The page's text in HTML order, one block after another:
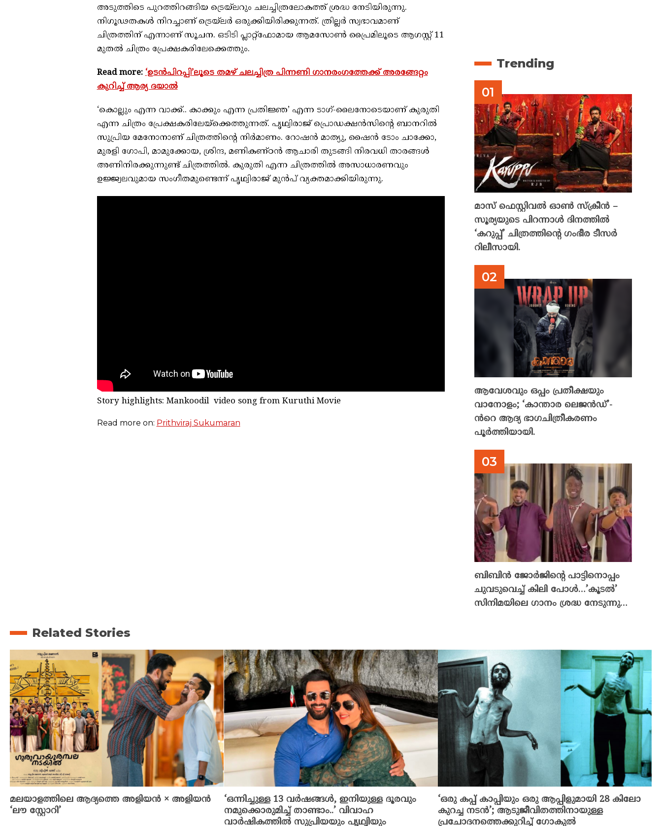
അടുത്തിടെ പുറത്തിറങ്ങിയ ട്രെയ്ലറും ചലച്ചിത്രലോകത്ത് ശ്രദ്ധ നേടിയിരുന്നു.
നിഗൂഢതകള്‍ നിറച്ചാണ് ട്രെയ്ലര്‍ ഒരുക്കിയിരിക്കുന്നത്. ത്രില്ലര്‍ സ്വഭാവമാണ്
ചിത്രത്തിന് എന്നാണ് സൂചന. ഒടിടി പ്ലാറ്റ്ഫോമായ ആമസോണ്‍ പ്രൈമിലൂടെ ആഗസ്റ്റ് 11
മുതല്‍ ചിത്രം പ്രേക്ഷകരിലേക്കെത്തും.
Read more:‘ഉടന്‍പിറപ്പി’ലൂടെ തമഴ് ചലച്ചിത്ര പിന്നണി ഗാനരംഗത്തേക്ക് അരങ്ങേറ്റം
കുറിച്ച് ആര്യ ദയാല്‍
‘കൊല്ലും എന്ന വാക്ക്.. കാക്കും എന്ന പ്രതിജ്ഞ’ എന്ന ടാഗ്-ലൈനോടെയാണ് കുരുതി
എന്ന ചിത്രം പ്രേക്ഷകരിലേയ്‌ക്കെത്തുന്നത്. പൃഥ്വിരാജ് പ്രൊഡക്ഷന്‍സിന്റെ ബാനറില്‍
സുപ്രിയ മേനോനാണ് ചിത്രത്തിന്റെ നിര്‍മാണം. റോഷന്‍ മാത്യു, ഷൈന്‍ ടോം ചാക്കോ,
മുരളി ഗോപി, മാമുക്കോയ, ശ്രിന്ദ, മണികണ്ഠന്‍ ആചാരി തുടങ്ങി നിരവധി താരങ്ങള്‍
അണിനിരക്കുന്നുണ്ട് ചിത്രത്തില്‍. കുരുതി എന്ന ചിത്രത്തില്‍ അസാധാരണവും
ഉജ്ജ്വലവുമായ സംഗീതമുണ്ടെന്ന് പൃഥ്വിരാജ് മുന്‍പ് വ്യക്തമാക്കിയിരുന്നു.
Story highlights: Mankoodil video song from Kuruthi Movie
Read more on: Prithviraj Sukumaran
Trending
മാസ് ഫെസ്റ്റിവൽ ഓൺ സ്‌ക്രീൻ –
സൂര്യയുടെ പിറന്നാൾ ദിനത്തിൽ
‘കറുപ്പ്’ ചിത്രത്തിന്റെ ഗംഭീര ടീസർ
റിലീസായി.
ആവേശവും ഒപ്പം പ്രതീക്ഷയും
വാനോളം; ‘കാന്താര ലെജൻഡ്’-
ൻറെ ആദ്യ ഭാഗചിത്രീകരണം
പൂർത്തിയായി.
ബിബിൻ ജോർജിന്റെ പാട്ടിനൊപ്പം
ചുവടുവെച്ച് കിലി പോൾ…’കൂടൽ’
സിനിമയിലെ ഗാനം ശ്രദ്ധ നേടുന്നു…
Related Stories
മലയാളത്തിലെ ആദ്യത്തെ അളിയൻ × അളിയൻ
‘ലൗ സ്റ്റോറി’
‘ഒന്നിച്ചുള്ള 13 വർഷങ്ങൾ, ഇനിയുള്ള ദൂരവും
നമുക്കൊരുമിച്ച് താണ്ടാം..’ വിവാഹ
വാർഷികത്തിൽ സുപ്രിയയും പൃഥ്വിയും
‘ഒരു കപ്പ് കാപ്പിയും ഒരു ആപ്പിളുമായി 28 കിലോ
കുറച്ച നടൻ’; ആടുജീവിതത്തിനായുള്ള
പ്രചോദനത്തെക്കുറിച്ച് ഗോകുൽ